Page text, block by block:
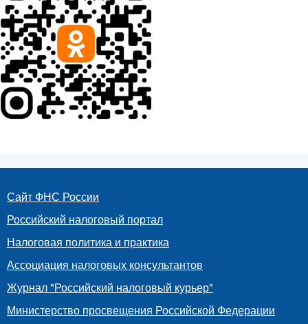
Сайт ФНС России
Российский налоговый портал
Налоговая политика и практика
Ассоциация налоговых консультантов
Журнал "Российский налоговый курьер"
Министерство просвещения Российской Федерации